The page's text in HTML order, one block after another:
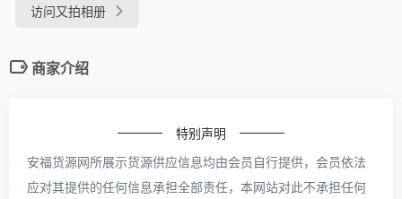
访问又拍相册
商家介绍
特别声明
安福货源网所展示货源供应信息均由会员自行提供，会员依法
应对其提供的任何信息承担全部责任，本网站对此不承担任何